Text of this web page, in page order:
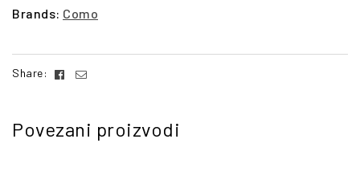
Brands: Como
Share: Facebook
Email
Povezani proizvodi